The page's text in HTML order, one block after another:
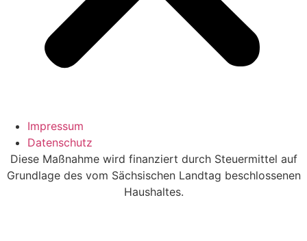
Impressum
Datenschutz
Diese Maßnahme wird finanziert durch Steuermittel auf
Grundlage des vom Sächsischen Landtag beschlossenen
Haushaltes.